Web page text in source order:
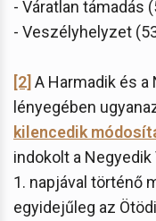
- Váratlan támadás
- Veszélyhelyzet
[2] A Harmadik és
lényegében
kilencedik
indokolt a
1. napjával történő
egyidejűleg az